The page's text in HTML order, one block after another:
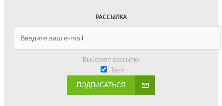
РАССЫЛКА
Выберите рассылку
Тест
ПОДПИСАТЬСЯ